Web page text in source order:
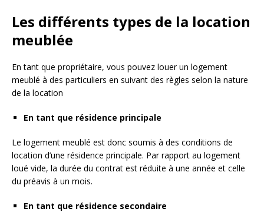
Les différents types de la location
meublée
En tant que propriétaire, vous pouvez louer un logement
meublé à des particuliers en suivant des règles selon la nature
de la location
En tant que résidence principale
Le logement meublé est donc soumis à des conditions de
location d’une résidence principale. Par rapport au logement
loué vide, la durée du contrat est réduite à une année et celle
du préavis à un mois.
En tant que résidence secondaire